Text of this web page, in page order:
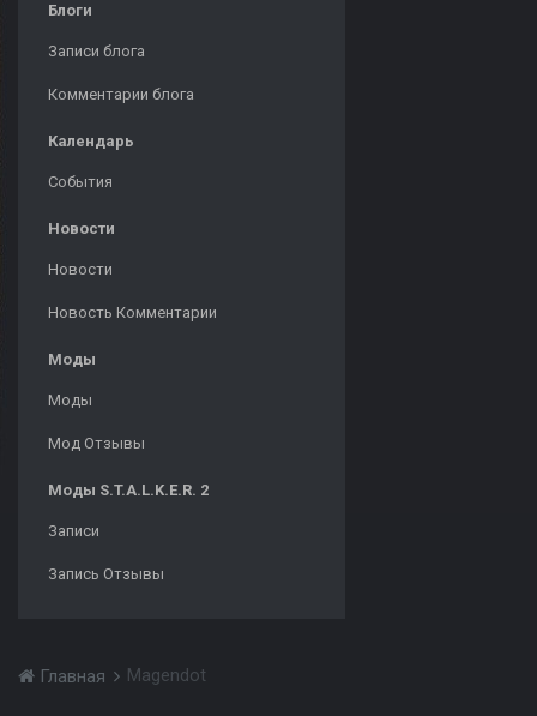
Блоги
Записи блога
Комментарии блога
Календарь
События
Новости
Новости
Новость Комментарии
Моды
Моды
Мод Отзывы
Моды S.T.A.L.K.E.R. 2
Записи
Запись Отзывы
Главная Magendot